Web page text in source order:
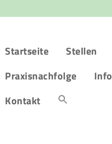
Startseite Stellen
Praxisnachfolge
Info
Kontakt